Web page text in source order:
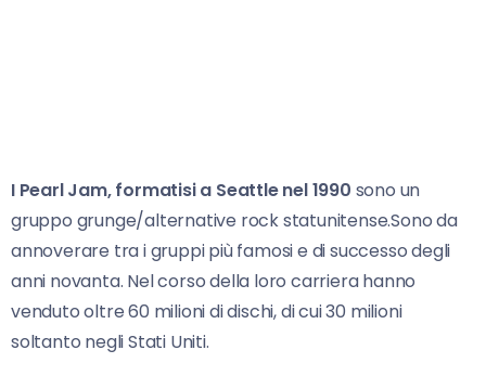
I Pearl Jam, formatisi a Seattle nel 1990 sono un
gruppo grunge/alternative rock statunitense.Sono da
annoverare tra i gruppi più famosi e di successo degli
anni novanta. Nel corso della loro carriera hanno
venduto oltre 60 milioni di dischi, di cui 30 milioni
soltanto negli Stati Uniti.